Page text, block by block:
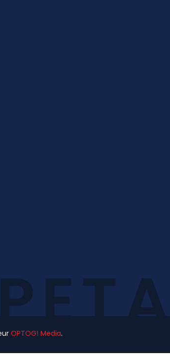
OPTOG! Media.